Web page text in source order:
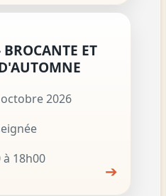
ET
2026
à 18h00
➔